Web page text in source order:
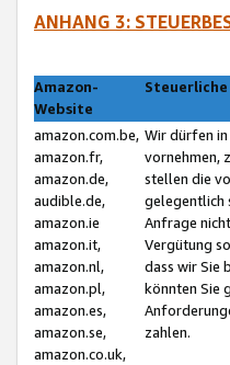
ANHANG 3:
Amazon-
Website
Steuerliche
amazon.com.be,
amazon.fr,
amazon.de,
audible.de,
amazon.ie
amazon.it,
amazon.nl,
amazon.pl,
amazon.es,
amazon.se,
amazon.co.uk,
Wir dürfen
vornehmen,
stellen die
gelegentlich
Anfrage
Vergütung
dass wir Sie
könnten Sie
zahlen.